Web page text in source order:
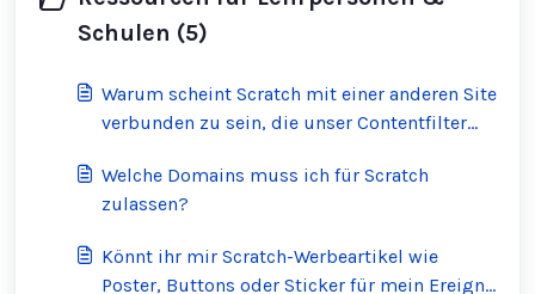
Schulen (5)
Warum scheint Scratch mit einer anderen Site
verbunden zu sein, die unser Contentfilter
Welche Domains muss ich für Scratch
zulassen?
Könnt ihr mir Scratch-Werbeartikel wie
Poster, Buttons oder Sticker für mein Ereignis